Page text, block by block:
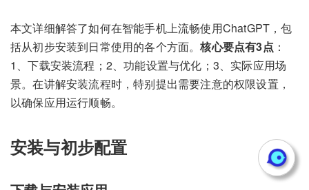
本文详细解答了如何在智能手机上流畅使用ChatGPT，包
括从初步安装到日常使用的各个方面。核心要点有3点 ：
1、下载安装流程；2、功能设置与优化；3、实际应用场
景。在讲解安装流程时，特别提出需要注意的权限设置，
以确保应用运行顺畅。
安装与初步配置